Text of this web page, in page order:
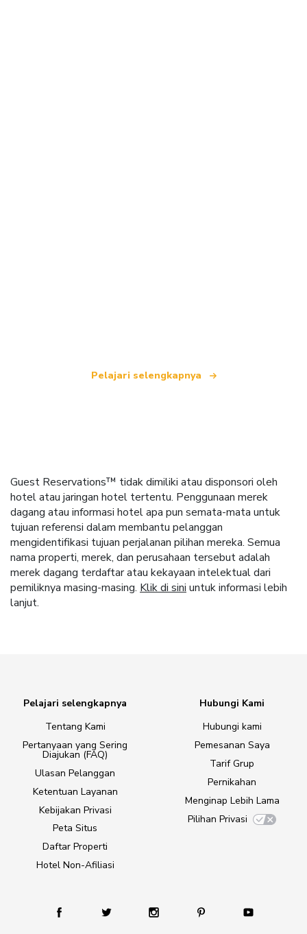
Pelajari selengkapnya
Guest Reservations™ tidak dimiliki atau disponsori oleh
hotel atau jaringan hotel tertentu. Penggunaan merek
dagang atau informasi hotel apa pun semata-mata untuk
tujuan referensi dalam membantu pelanggan
mengidentifikasi tujuan perjalanan pilihan mereka. Semua
nama properti, merek, dan perusahaan tersebut adalah
merek dagang terdaftar atau kekayaan intelektual dari
pemiliknya masing-masing. Klik di sini untuk informasi lebih
lanjut.
Pelajari selengkapnya
Tentang Kami
Pertanyaan yang Sering
Diajukan (FAQ)
Ulasan Pelanggan
Ketentuan Layanan
Kebijakan Privasi
Peta Situs
Daftar Properti
Hotel Non-Afiliasi
Hubungi Kami
Hubungi kami
Pemesanan Saya
Tarif Grup
Pernikahan
Menginap Lebih Lama
Pilihan Privasi